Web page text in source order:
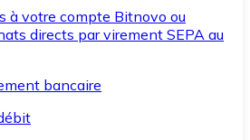
à votre compte Bitnovo ou
directs par virement SEPA au
bancaire